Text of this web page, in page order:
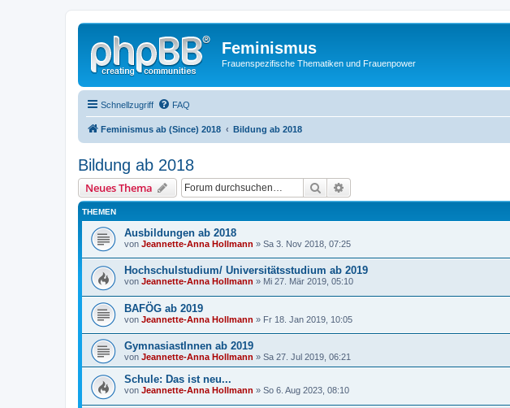
Feminismus
Frauenspezifische Thematiken und Frauenpower
Schnellzugriff FAQ
Feminismus ab (Since) 2018 Bildung ab 2018
Bildung ab 2018
Neues Thema Suche
THEMEN
Ausbildungen ab 2018
von Jeannette-Anna Hollmann » Sa 3. Nov 2018, 07:25
Hochschulstudium/ Universitätsstudium ab 2019
von Jeannette-Anna Hollmann » Mi 27. Mär 2019, 05:10
BAFÖG ab 2019
von Jeannette-Anna Hollmann » Fr 18. Jan 2019, 10:05
GymnasiastInnen ab 2019
von Jeannette-Anna Hollmann » Sa 27. Jul 2019, 06:21
Schule: Das ist neu...
von Jeannette-Anna Hollmann » So 6. Aug 2023, 08:10